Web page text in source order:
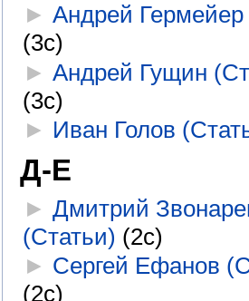
►Андрей
(3с)
►Андрей Гущин
(3с)
► Иван Голов
Д-Е
►Дмитрий
(Статьи) (2с)
► Сергей Ефанов
(2с)